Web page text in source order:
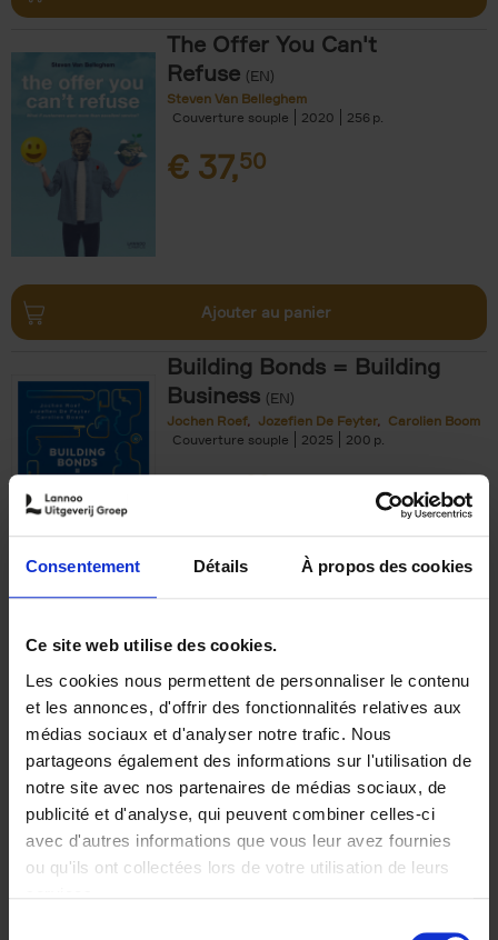
Consentement Détails À propos des cookies
Ce site web utilise des cookies.
Les cookies nous permettent de personnaliser le contenu
et les annonces, d'offrir des fonctionnalités relatives aux
médias sociaux et d'analyser notre trafic. Nous
partageons également des informations sur l'utilisation de
notre site avec nos partenaires de médias sociaux, de
publicité et d'analyse, qui peuvent combiner celles-ci
avec d'autres informations que vous leur avez fournies
ou qu'ils ont collectées lors de votre utilisation de leurs
The Offer You Can't
Refuse (EN)
Steven Van Belleghem
Couverture souple
2020 256
€ 37,50
Ajouter au panier
Building Bonds = Building
Business (EN)
Jochen Roef Jozefien De Feyter
Carolien Boom
Couverture souple
2025 200
€29,99
Optichannel Retail. Beyond
the Digital Hysteria
Gino Van Ossel
Autre finition
2019 350
€29,99